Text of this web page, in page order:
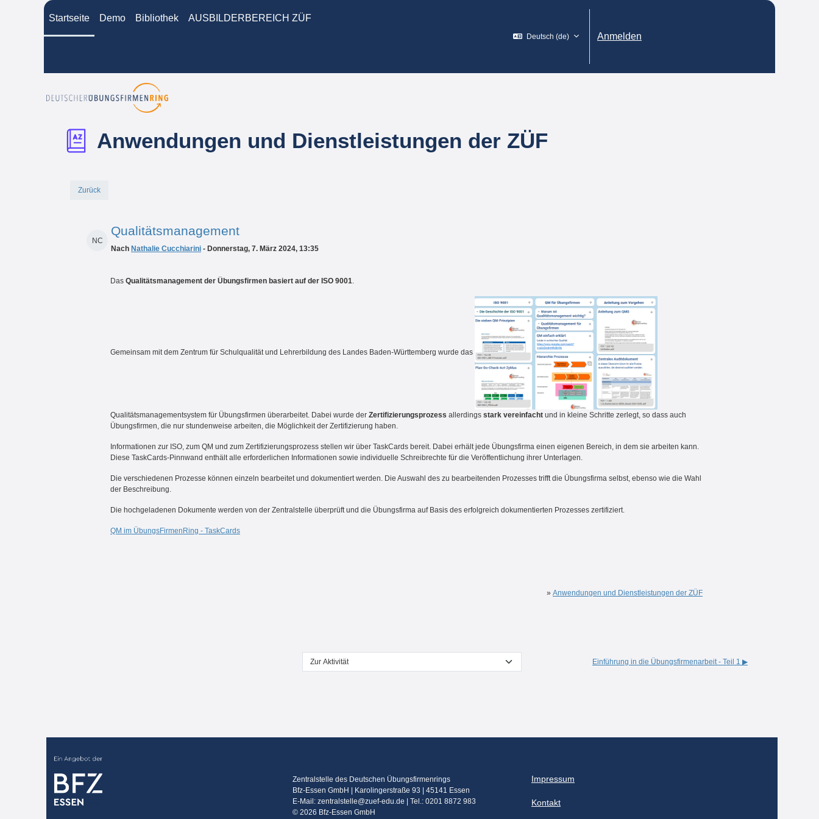
Zum Hauptinhalt
Startseite Demo Bibliothek AUSBILDERBEREICH ZÜF
Deutsch ‎(de)‎ Anmelden
Anwendungen und Dienstleistungen der ZÜF
Zurück
NC
Qualitätsmanagement
Nach Nathalie Cucchiarini - Donnerstag, 7. März 2024, 13:35
Das Qualitätsmanagement der Übungsfirmen basiert auf der ISO 9001.
Gemeinsam mit dem Zentrum für Schulqualität und Lehrerbildung des Landes Baden-Württemberg wurde das
Qualitätsmanagementsystem für Übungsfirmen überarbeitet. Dabei wurde der Zertifizierungsprozess allerdings stark vereinfacht und in kleine Schritte zerlegt, so dass auch
Übungsfirmen, die nur stundenweise arbeiten, die Möglichkeit der Zertifizierung haben.
Informationen zur ISO, zum QM und zum Zertifizierungsprozess stellen wir über TaskCards bereit. Dabei erhält jede Übungsfirma einen eigenen Bereich, in dem sie arbeiten kann.
Diese TaskCards-Pinnwand enthält alle erforderlichen Informationen sowie individuelle Schreibrechte für die Veröffentlichung ihrer Unterlagen.
Die verschiedenen Prozesse können einzeln bearbeitet und dokumentiert werden. Die Auswahl des zu bearbeitenden Prozesses trifft die Übungsfirma selbst, ebenso wie die Wahl
der Beschreibung.
Die hochgeladenen Dokumente werden von der Zentralstelle überprüft und die Übungsfirma auf Basis des erfolgreich dokumentierten Prozesses zertifiziert.
QM im ÜbungsFirmenRing - TaskCards
» Anwendungen und Dienstleistungen der ZÜF
Zur Aktivität
Einführung in die Übungsfirmenarbeit - Teil 1 ▶︎
Zentralstelle des Deutschen Übungsfirmenrings
Bfz-Essen GmbH | Karolingerstraße 93 | 45141 Essen
E-Mail: zentralstelle@zuef-edu.de | Tel.: 0201 8872 983
© 2026 Bfz-Essen GmbH
Impressum
Kontakt